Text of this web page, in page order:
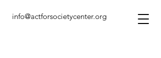
info@actforsocietycenter.org